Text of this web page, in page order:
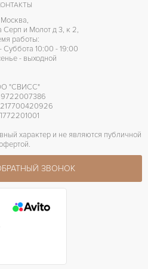
Прозрачная задняя крышка
Москва,
Серп и Молот д 3, к 2,
работы:
Суббота 10:00 - 19:00
- выходной
"СВИСС"
характер и не являются публичной
ЗВОНОК